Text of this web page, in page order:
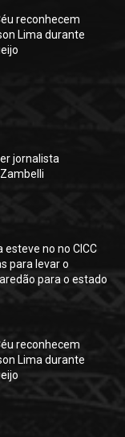
reconhecem
Lima durante
jornalista
esteve no no CICC
para levar o
para o estado
reconhecem
Lima durante